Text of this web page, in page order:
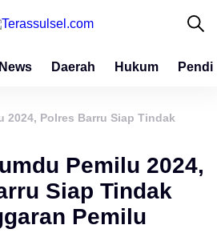
News Daerah Hukum
2024, Polres Barru Siap Tindak
Pemilu 2024,
Siap Tindak
Pemilu